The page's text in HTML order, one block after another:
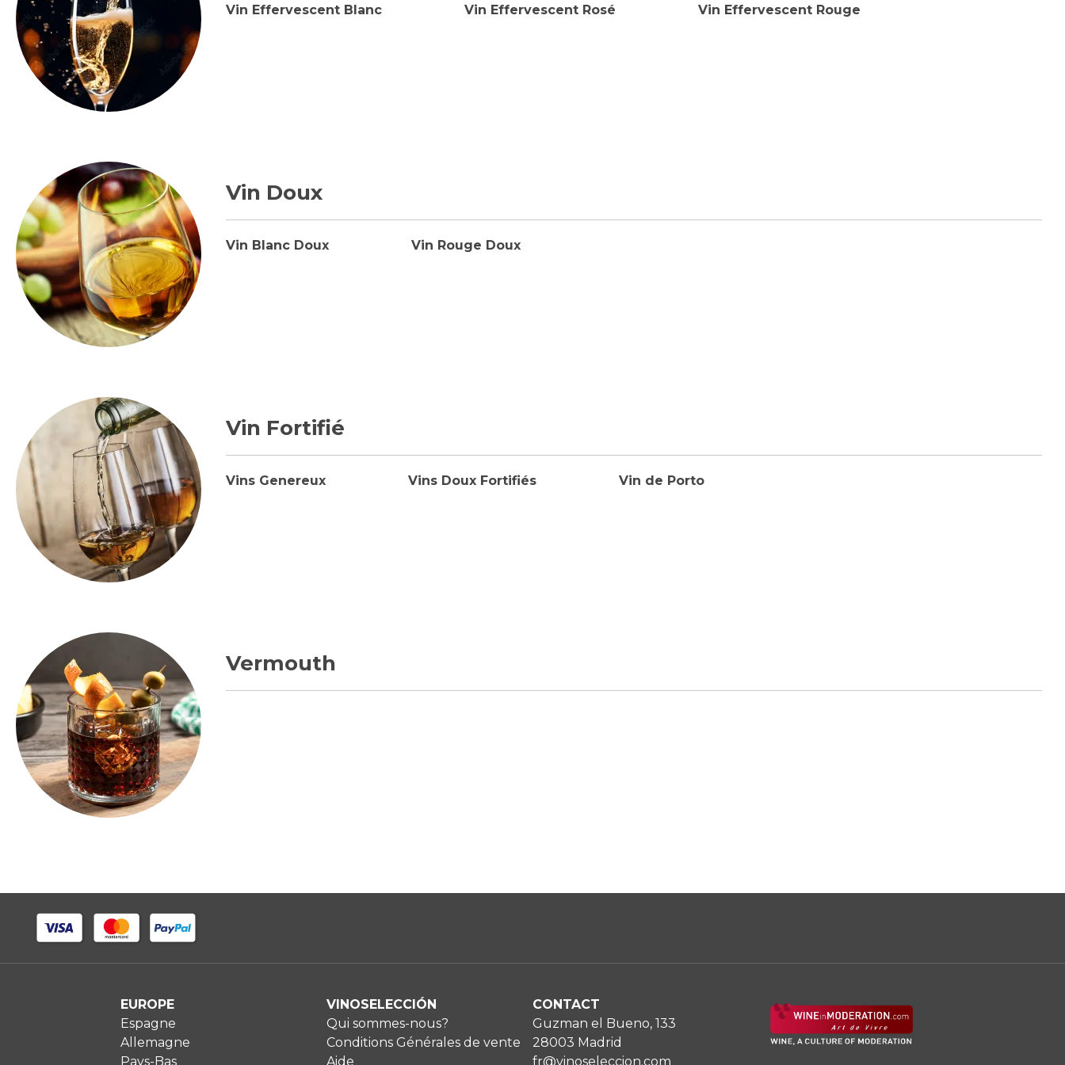
Vin Effervescent Blanc Vin Effervescent Rosé Vin Effervescent Rouge
Vin Doux
Vin Blanc Doux Vin Rouge Doux
Vin Fortifié
Vins Genereux Vins Doux Fortifiés Vin de Porto
Vermouth
EUROPE
Espagne
Allemagne
Pays-Bas
VINOSELECCIÓN
Qui sommes-nous?
Conditions Générales de vente
Aide
CONTACT
Guzman el Bueno, 133
28003 Madrid
fr@vinoseleccion.com